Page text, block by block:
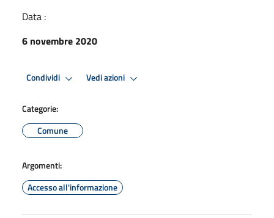
Data :
6 novembre 2020
Condividi Vedi azioni
Categorie:
Comune
Argomenti:
Accesso all'informazione